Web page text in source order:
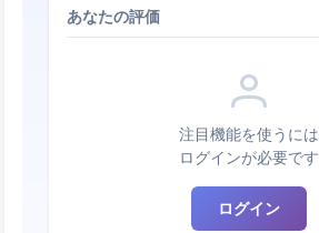
あなたの評価
注目機能を使うには
ログインが必要です
ログイン